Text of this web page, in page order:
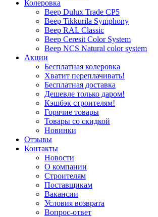
Колеровка
Веер Dulux Trade CP5
Веер Tikkurila Symphony
Веер RAL Classic
Веер Ceresit Color System
Веер NCS Natural color system
Акции
Бесплатная колеровка
Хватит переплачивать!
Бесплатная доставка
Дешевле только даром!
Кэшбэк строителям!
Горячие товары
Товары со скидкой
Новинки
Отзывы
Контакты
Новости
О компании
Строителям
Поставщикам
Вакансии
Условия возврата
Вопрос-ответ